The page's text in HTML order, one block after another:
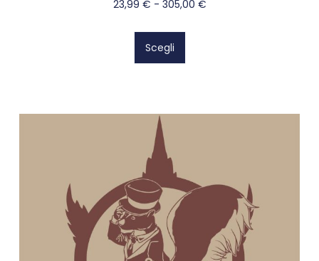
23,99 € - 305,00 €
Scegli